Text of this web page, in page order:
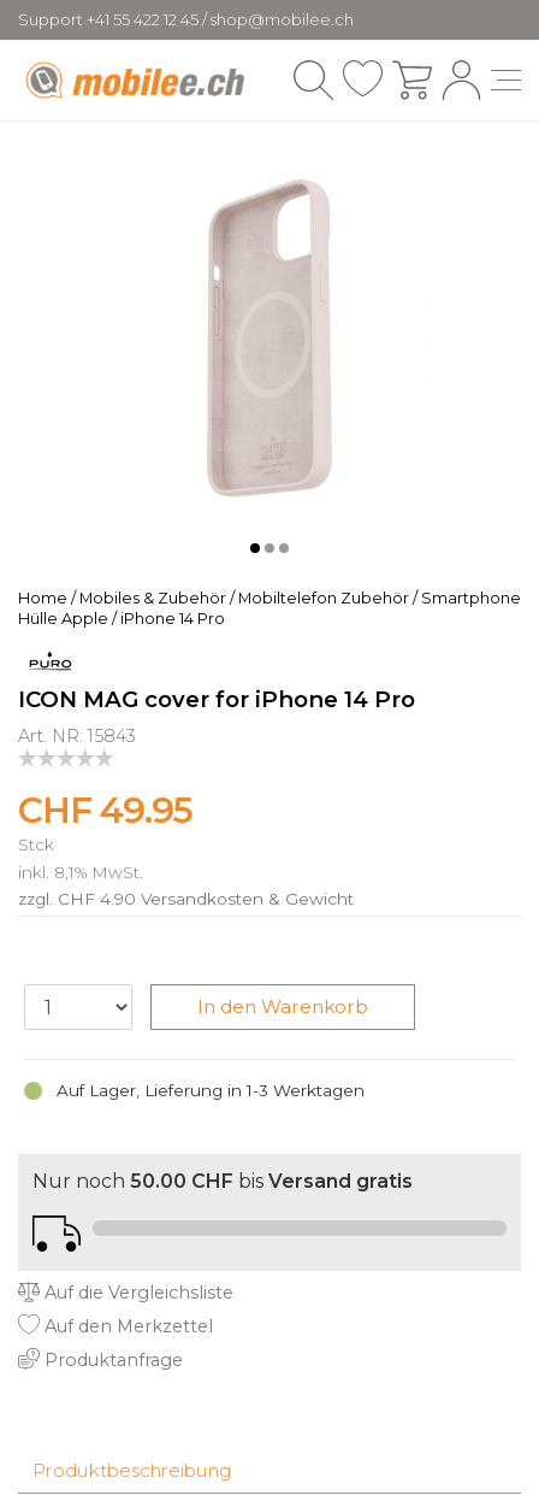
Support +41 55 422 12 45 / shop@mobilee.ch
Home / Mobiles & Zubehör / Mobiltelefon Zubehör / Smartphone
Hülle Apple / iPhone 14 Pro
ICON MAG cover for iPhone 14 Pro
Art. NR: 15843
CHF 49.95
Stck
inkl. 8,1% MwSt.
zzgl. CHF 4.90 Versandkosten & Gewicht
Auf Lager, Lieferung in 1-3 Werktagen
In den Warenkorb
Nur noch 50.00 CHF bis Versand gratis
Auf die Vergleichsliste
Auf den Merkzettel
Produktanfrage
Produktbeschreibung